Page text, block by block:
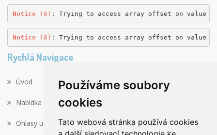
Používáme soubory
cookies
Tato webová stránka používá cookies
Notice (8) : Trying to access array offset on value
Notice (8) : Trying to access array offset on value
Rychlá Navigace
Úvod
Nabídka výletů
Ohlasy učitelů